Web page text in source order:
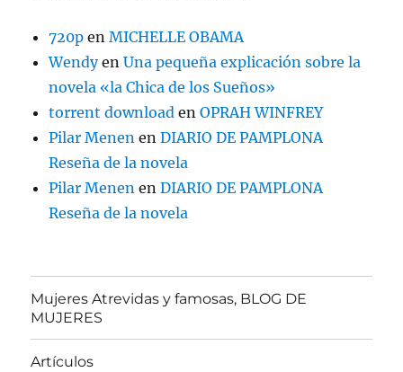
720p enMICHELLE OBAMA
WendyenUna pequeña explicación sobre la
novela «la Chica de los Sueños»
torrent download enOPRAH WINFREY
Pilar Menen enDIARIO DE PAMPLONA
Reseña de la novela
Pilar Menen enDIARIO DE PAMPLONA
Reseña de la novela
Mujeres Atrevidas y famosas, BLOG DE
MUJERES
Artículos